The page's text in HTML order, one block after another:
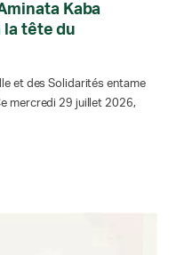
Kaba
tête du
et des Solidarités entame
mercredi 29 juillet 2026,